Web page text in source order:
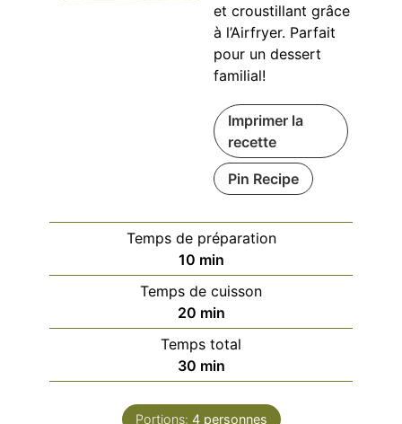
et croustillant grâce
à l’Airfryer. Parfait
pour un dessert
familial!
Imprimer la
recette
Pin Recipe
Temps de préparation
10minutes
min
Temps de cuisson
20minutes
min
Temps total
30minutes
min
Portions: 4 personnes